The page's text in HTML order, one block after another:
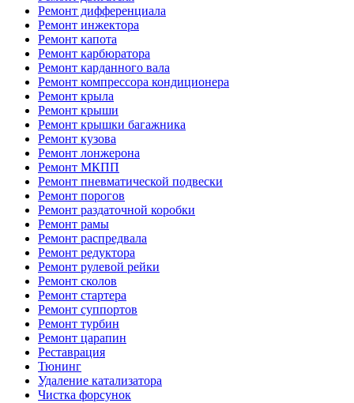
Ремонт дифференциала
Ремонт инжектора
Ремонт капота
Ремонт карбюратора
Ремонт карданного вала
Ремонт компрессора кондиционера
Ремонт крыла
Ремонт крыши
Ремонт крышки багажника
Ремонт кузова
Ремонт лонжерона
Ремонт МКПП
Ремонт пневматической подвески
Ремонт порогов
Ремонт раздаточной коробки
Ремонт рамы
Ремонт распредвала
Ремонт редуктора
Ремонт рулевой рейки
Ремонт сколов
Ремонт стартера
Ремонт суппортов
Ремонт турбин
Ремонт царапин
Реставрация
Тюнинг
Удаление катализатора
Чистка форсунок